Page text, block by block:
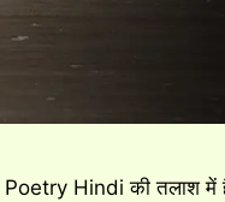
Poetry Hindi की तलाश